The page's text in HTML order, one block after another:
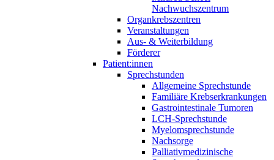
Nachwuchszentrum
Organkrebszentren
Veranstaltungen
Aus- & Weiterbildung
Förderer
Patient:innen
Sprechstunden
Allgemeine Sprechstunde
Familiäre Krebserkrankungen
Gastrointestinale Tumoren
LCH-Sprechstunde
Myelomsprechstunde
Nachsorge
Palliativmedizinische